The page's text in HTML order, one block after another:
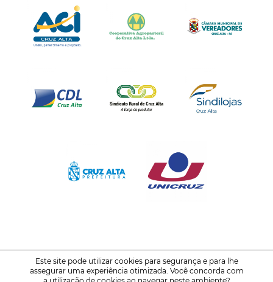
© 2021-2026FENATRIGO - Feira Nacional do Trigo
Este site pode utilizar cookies para segurança e para lhe
assegurar uma experiência otimizada. Você concorda com